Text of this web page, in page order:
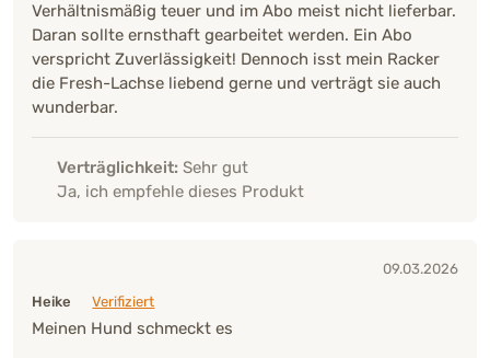
Verhältnismäßig teuer und im Abo meist nicht lieferbar.
Daran sollte ernsthaft gearbeitet werden. Ein Abo
verspricht Zuverlässigkeit! Dennoch isst mein Racker
die Fresh-Lachse liebend gerne und verträgt sie auch
wunderbar.
Verträglichkeit: Sehr gut
Ja, ich empfehle dieses Produkt
09.03.2026
Heike
Verifiziert
Meinen Hund schmeckt es